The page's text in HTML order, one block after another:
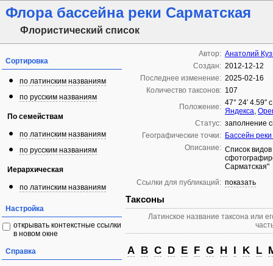
Флора бассейна реки Сарматская
Флористический список
Сортировка
по латинским названиям
по русским названиям
По семействам
по латинским названиям
по русским названиям
Иерархическая
по латинским названиям
Настройка
открывать контекстные ссылки
в новом окне
Справка
Автор: Анатолий
Создан: 2012-12-12
Последнее изменение: 2025-02-16
Количество таксонов: 107
Положение: 47° 24′ 4.59″
Яндекса,
Статус: заполнение
Географические точки: Бассейн
Описание: Список
Сарматская"
Ссылки для публикаций: показать
Таксоны
Латинское название таксона или
A B C D E F G H I K L